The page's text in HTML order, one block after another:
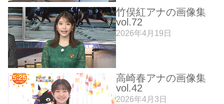
竹俣紅アナの画像集
vol.72
2026年4月19日
高崎春アナの画像集
vol.42
2026年4月3日